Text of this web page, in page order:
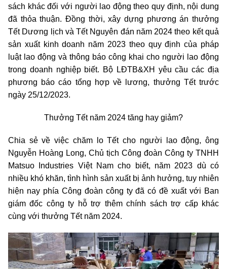
sách khác đối với người lao động theo quy định, nội dung
đã thỏa thuận. Đồng thời, xây dựng phương án thưởng
Tết Dương lịch và Tết Nguyên đán năm 2024 theo kết quả
sản xuất kinh doanh năm 2023 theo quy định của pháp
luật lao động và thông báo công khai cho người lao động
trong doanh nghiệp biết. Bộ LĐTB&XH yêu cầu các địa
phương báo cáo tổng hợp về lương, thưởng Tết trước
ngày 25/12/2023.
Thưởng Tết năm 2024 tăng hay giảm?
Chia sẻ về việc chăm lo Tết cho người lao động, ông
Nguyễn Hoàng Long, Chủ tịch Công đoàn Công ty TNHH
Matsuo Industries Việt Nam cho biết, năm 2023 dù có
nhiều khó khăn, tình hình sản xuất bị ảnh hưởng, tuy nhiên
hiện nay phía Công đoàn công ty đã có đề xuất với Ban
giám đốc công ty hỗ trợ thêm chính sách trợ cấp khác
cùng với thưởng Tết năm 2024.